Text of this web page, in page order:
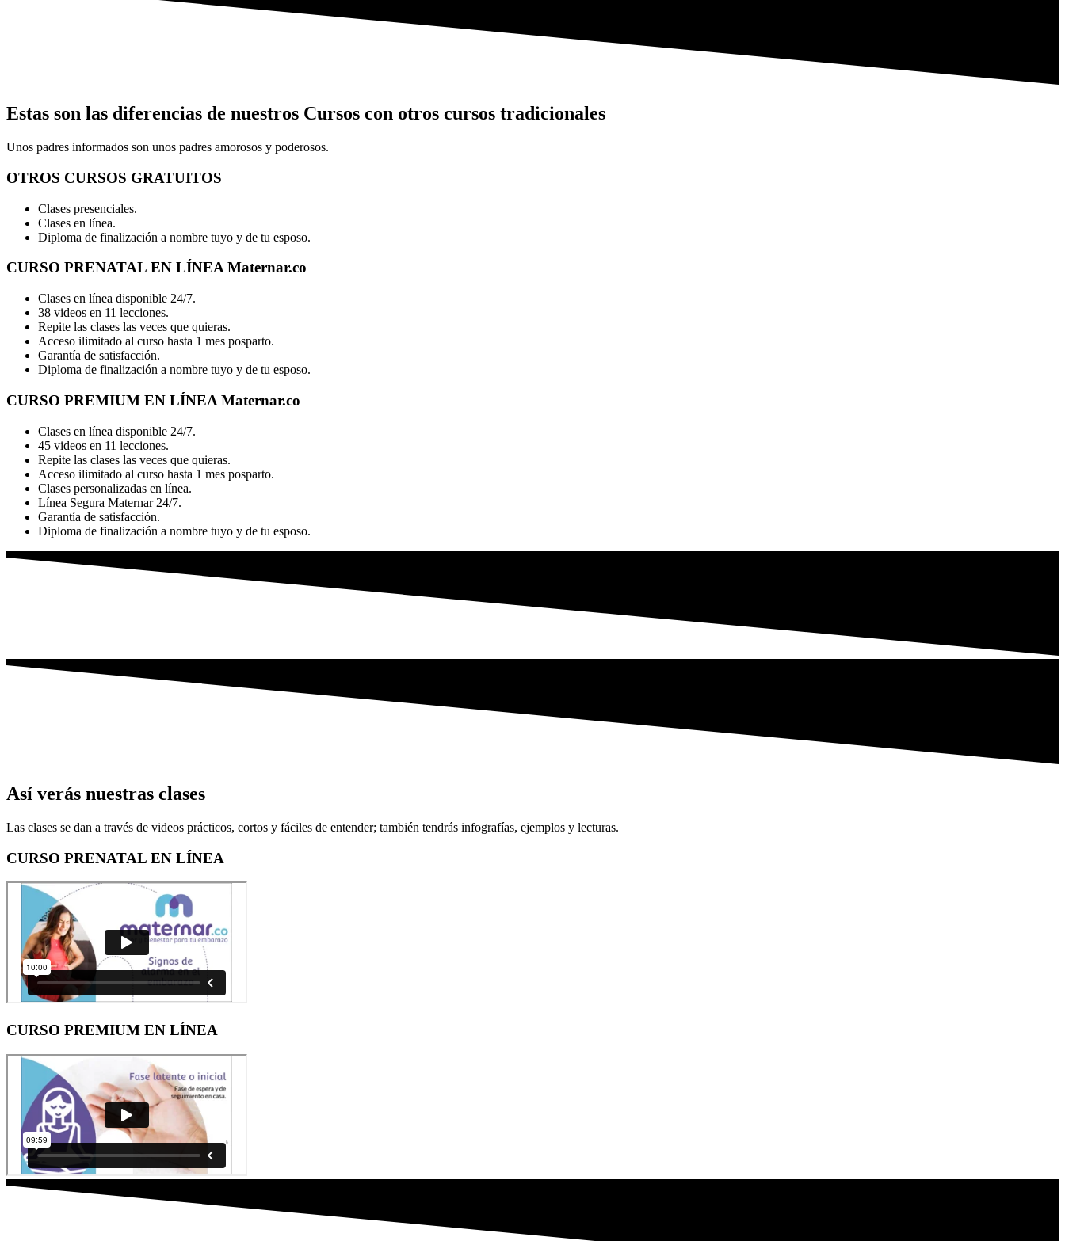
Estas son las diferencias de nuestros Cursos con otros cursos tradicionales
Unos padres informados son unos padres amorosos y poderosos.
OTROS CURSOS GRATUITOS
Clases presenciales.
Clases en línea.
Diploma de finalización a nombre tuyo y de tu esposo.
CURSO PRENATAL EN LÍNEA Maternar.co
Clases en línea disponible 24/7.
38 videos en 11 lecciones.
Repite las clases las veces que quieras.
Acceso ilimitado al curso hasta 1 mes posparto.
Garantía de satisfacción.
Diploma de finalización a nombre tuyo y de tu esposo.
CURSO PREMIUM EN LÍNEA Maternar.co
Clases en línea disponible 24/7.
45 videos en 11 lecciones.
Repite las clases las veces que quieras.
Acceso ilimitado al curso hasta 1 mes posparto.
Clases personalizadas en línea.
Línea Segura Maternar 24/7.
Garantía de satisfacción.
Diploma de finalización a nombre tuyo y de tu esposo.
Así verás nuestras clases
Las clases se dan a través de videos prácticos, cortos y fáciles de entender; también tendrás infografías, ejemplos y lecturas.
CURSO PRENATAL EN LÍNEA
CURSO PREMIUM EN LÍNEA